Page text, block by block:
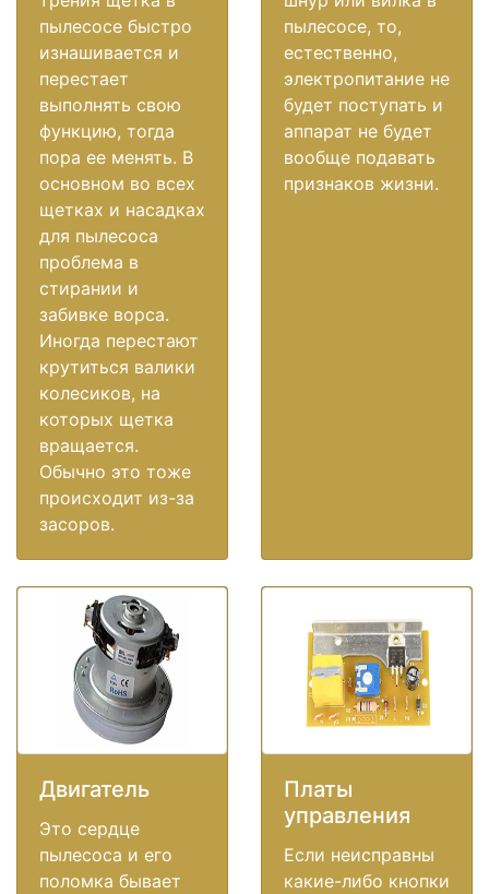
пылесосе быстро
изнашивается и
перестает
выполнять свою
функцию, тогда
пора ее менять. В
основном во всех
щетках и насадках
для пылесоса
проблема в
стирании и
забивке ворса.
Иногда перестают
крутиться валики
колесиков, на
которых щетка
вращается.
Обычно это тоже
происходит из-за
засоров.
пылесосе, то,
естественно,
электропитание не
будет поступать и
аппарат не будет
вообще подавать
признаков жизни.
Двигатель
Это сердце
пылесоса и его
поломка бывает
Платы
управления
Если неисправны
какие-либо кнопки